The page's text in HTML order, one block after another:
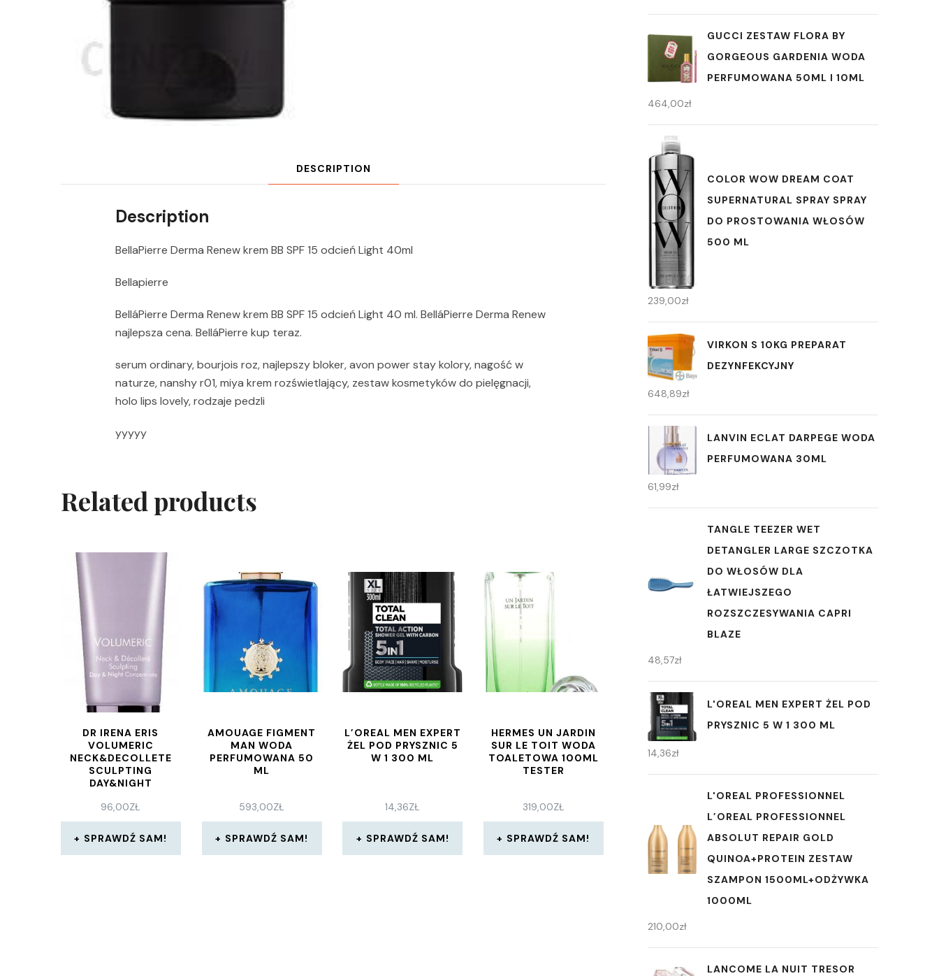
DESCRIPTION
Description
BellaPierre Derma Renew krem BB SPF 15 odcień Light 40ml
Bellapierre
BelláPierre Derma Renew krem BB SPF 15 odcień Light 40 ml. BelláPierre Derma Renew
najlepsza cena. BelláPierre kup teraz.
serum ordinary, bourjois roz, najlepszy bloker, avon power stay kolory, nagość w
naturze, nanshy r01, miya krem rozświetlający, zestaw kosmetyków do pielęgnacji,
holo lips lovely, rodzaje pedzli
yyyyy
Related products
DR IRENA ERIS
VOLUMERIC
NECK&DECOLLETE
SCULPTING
DAY&NIGHT
SZYJĘ I DEKOLT 75ML
96,00ZŁ
SPRAWDŹ SAM!
AMOUAGE FIGMENT
MAN WODA
PERFUMOWANA 50
ML
593,00ZŁ
SPRAWDŹ SAM!
L’OREAL MEN EXPERT
ŻEL POD PRYSZNIC 5
W 1 300 ML
14,36ZŁ
SPRAWDŹ SAM!
HERMES UN JARDIN
SUR LE TOIT WODA
TOALETOWA 100ML
TESTER
319,00ZŁ
SPRAWDŹ SAM!
GUCCI ZESTAW FLORA BY
GORGEOUS GARDENIA WODA
PERFUMOWANA 50ML I 10ML
464,00zł
COLOR WOW DREAM COAT
SUPERNATURAL SPRAY SPRAY
DO PROSTOWANIA WŁOSÓW
500 ML
239,00zł
VIRKON S 10KG PREPARAT
DEZYNFEKCYJNY
648,89zł
LANVIN ECLAT DARPEGE WODA
PERFUMOWANA 30ML
61,99zł
TANGLE TEEZER WET
DETANGLER LARGE SZCZOTKA
DO WŁOSÓW DLA
ŁATWIEJSZEGO
ROZSZCZESYWANIA CAPRI
BLAZE
48,57zł
L'OREAL MEN EXPERT ŻEL POD
PRYSZNIC 5 W 1 300 ML
14,36zł
L'OREAL PROFESSIONNEL
L’OREAL PROFESSIONNEL
ABSOLUT REPAIR GOLD
QUINOA+PROTEIN ZESTAW
SZAMPON 1500ML+ODŻYWKA
1000ML
210,00zł
LANCOME LA NUIT TRESOR